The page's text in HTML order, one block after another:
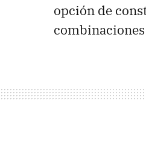
opción de